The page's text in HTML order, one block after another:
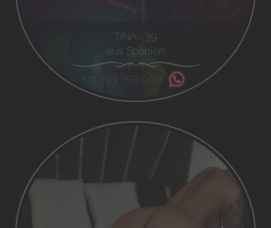
TINA - 39
aus Spanien
+41 793 750 900